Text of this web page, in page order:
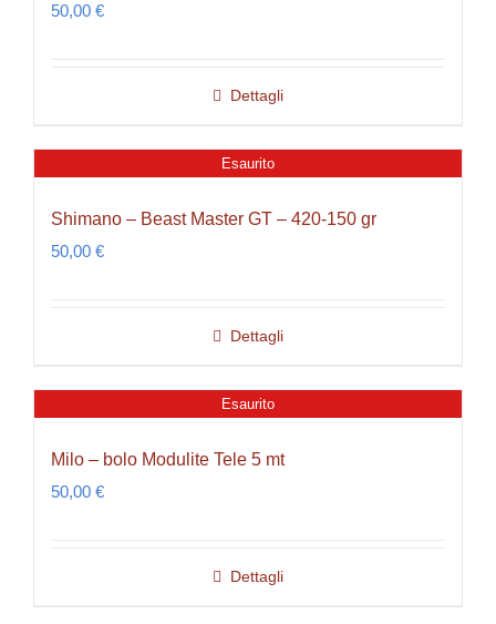
50,00 €
Dettagli
Esaurito
Shimano – Beast Master GT – 420-150 gr
50,00 €
Dettagli
Esaurito
Milo – bolo Modulite Tele 5 mt
50,00 €
Dettagli